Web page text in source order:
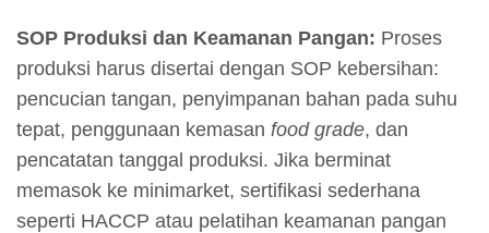
SOP Produksi dan Keamanan Pangan: Proses
produksi harus disertai dengan SOP kebersihan:
pencucian tangan, penyimpanan bahan pada suhu
tepat, penggunaan kemasan food grade, dan
pencatatan tanggal produksi. Jika berminat
memasok ke minimarket, sertifikasi sederhana
seperti HACCP atau pelatihan keamanan pangan